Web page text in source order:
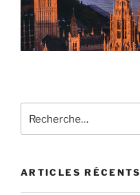
pour
ARTICLES RÉCENTS